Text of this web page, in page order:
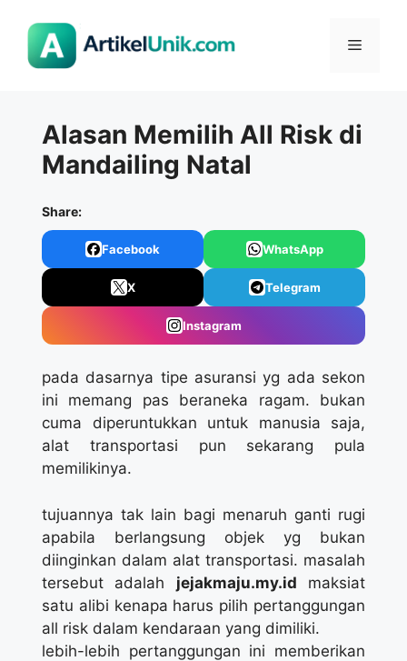
Menu
Alasan Memilih All Risk di
Mandailing Natal
Share:
Facebook WhatsApp
X Telegram
Instagram
pada dasarnya tipe asuransi yg ada sekon
ini memang pas beraneka ragam. bukan
cuma diperuntukkan untuk manusia saja,
alat transportasi pun sekarang pula
memilikinya.
tujuannya tak lain bagi menaruh ganti rugi
apabila berlangsung objek yg bukan
diinginkan dalam alat transportasi. masalah
tersebut adalah jejakmaju.my.id maksiat
satu alibi kenapa harus pilih pertanggungan
all risk dalam kendaraan yang dimiliki.
lebih-lebih pertanggungan ini memberikan